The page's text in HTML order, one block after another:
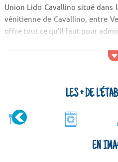
Union Lido Cavallino situé dans
vénitienne de Cavallino, entre
offre tout ce qu’il faut pour
Activités et services
LES + DE
EN